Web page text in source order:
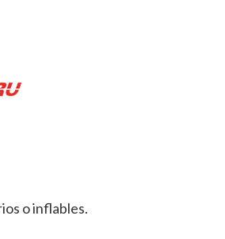
o inflables.